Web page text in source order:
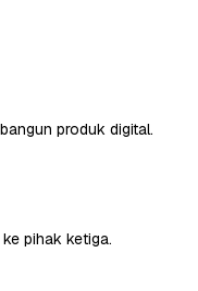
produk digital.
pihak ketiga.